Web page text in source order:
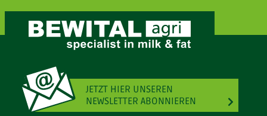
JETZT HIER UNSEREN
NEWSLETTER ABONNIEREN